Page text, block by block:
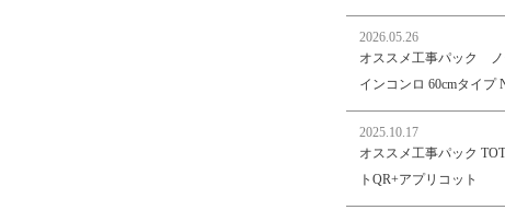
2026.05.26
オススメ工事パック ノ
インコンロ 60cmタイプ
2025.10.17
オススメ工事パック
トQR+アプリコット